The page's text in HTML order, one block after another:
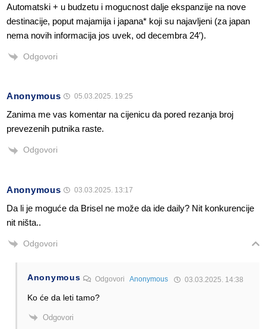
Automatski + u budzetu i mogucnost dalje ekspanzije na nove
destinacije, poput majamija i japana* koji su najavljeni (za japan
nema novih informacija jos uvek, od decembra 24′).
Odgovori
Anonymous 05.03.2025. 19:25
Zanima me vas komentar na cijenicu da pored rezanja broj
prevezenih putnika raste.
Odgovori
Anonymous 03.03.2025. 13:17
Da li je moguće da Brisel ne može da ide daily? Nit konkurencije
nit ništa..
Odgovori
Anonymous OdgovoriAnonymous 03.03.2025. 14:38
Ko će da leti tamo?
Odgovori